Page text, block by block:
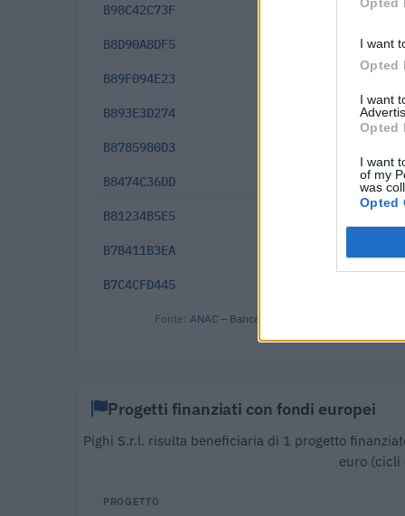
I want
Opted
I want
Opted
I want
of my
was
Opted
B98C42C73F 2025-12-11
B8D90A8DF5 2025-10-29
B89F094E23
B893E3D274 2025-10-09
B8785980D3
B8474C36DD 2025-09-17
B81234B5E5
B7B411B3EA
B7C4CFD445
Fonte: ANAC – Banca Dati Nazionale Contratti
Progetti finanziati con fondi europei
Pighi S.r.l. risulta beneficiaria di 1 progetto
euro (cicli
PROGETTO